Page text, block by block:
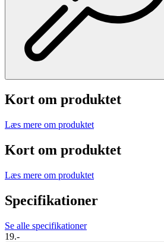
Kort om produktet
Læs mere om produktet
Kort om produktet
Læs mere om produktet
Specifikationer
Se alle specifikationer
19.-